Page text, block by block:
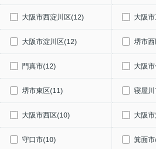
大阪市西淀川区(12) 大阪
大阪市淀川区(12) 堺市
門真市(12) 大阪
堺市東区(11) 寝屋
大阪市西区(10) 大阪
守口市(10) 箕面